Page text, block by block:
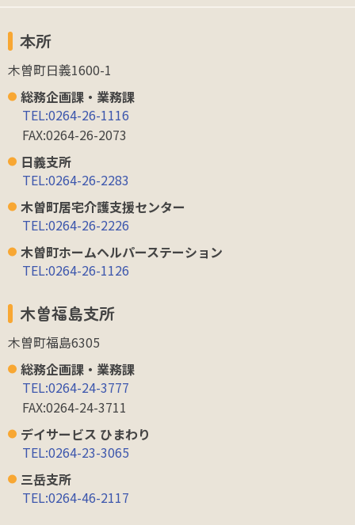
本所
木曽町日義1600-1
総務企画課・業務課
TEL:0264-26-1116
FAX:0264-26-2073
日義支所
TEL:0264-26-2283
木曽町居宅介護支援センター
TEL:0264-26-2226
木曽町ホームヘルパーステーション
TEL:0264-26-1126
木曽福島支所
木曽町福島6305
総務企画課・業務課
TEL:0264-24-3777
FAX:0264-24-3711
デイサービス ひまわり
TEL:0264-23-3065
三岳支所
TEL:0264-46-2117